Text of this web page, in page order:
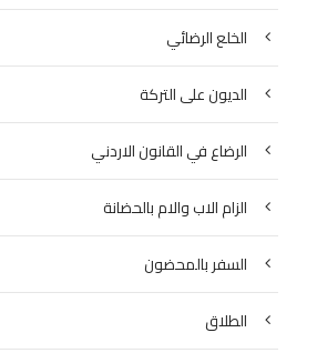
الخلع الرضائي
الديون على التركة
الرضاع في القانون الاردني
الزام الاب والام بالحضانة
السفر بالمحضون
الطلاق